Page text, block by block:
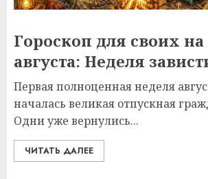
Гороскоп для своих на
августа: Неделя
Первая полноценная неделя
началась великая отпускная
Одни уже вернулись...
ЧИТАТЬ ДАЛЕЕ